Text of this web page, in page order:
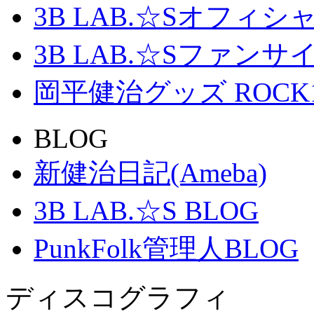
3B LAB.☆Sオフィシ
3B LAB.☆Sファンサイ
岡平健治グッズ
BLOG
新健治日記(Ameba)
3B LAB.☆S BLOG
PunkFolk管理人BLOG
ディスコグラフィ